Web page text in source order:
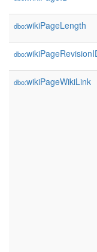
dbo:wikiPageLength
dbo:
dbo:wikiPageWikiLink